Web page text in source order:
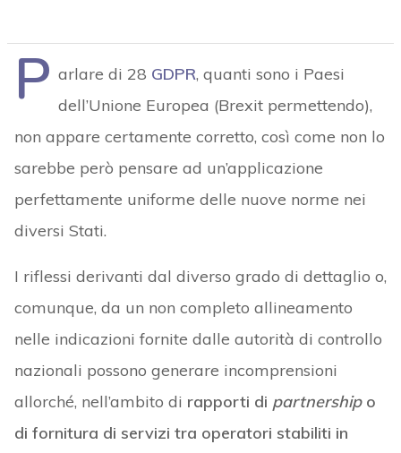
P arlare di 28 GDPR, quanti sono i Paesi
dell’Unione Europea (Brexit permettendo),
non appare certamente corretto, così come non lo
sarebbe però pensare ad un’applicazione
perfettamente uniforme delle nuove norme nei
diversi Stati.
I riflessi derivanti dal diverso grado di dettaglio o,
comunque, da un non completo allineamento
nelle indicazioni fornite dalle autorità di controllo
nazionali possono generare incomprensioni
allorché, nell’ambito di rapporti di partnership o
di fornitura di servizi tra operatori stabiliti in